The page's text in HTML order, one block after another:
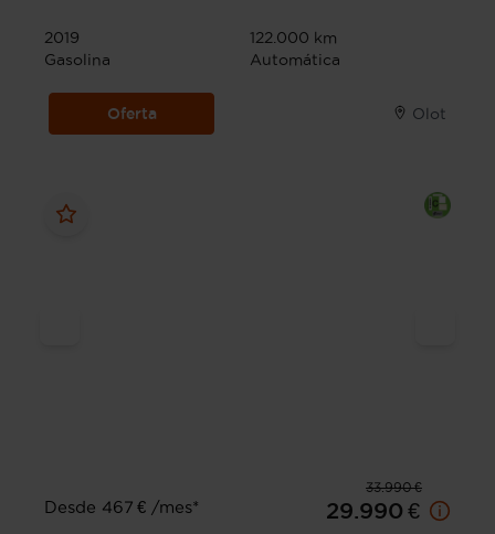
2019
122.000 km
Gasolina
Automática
Oferta Olot
33.990 €
Desde 467 € /mes*
29.990 €